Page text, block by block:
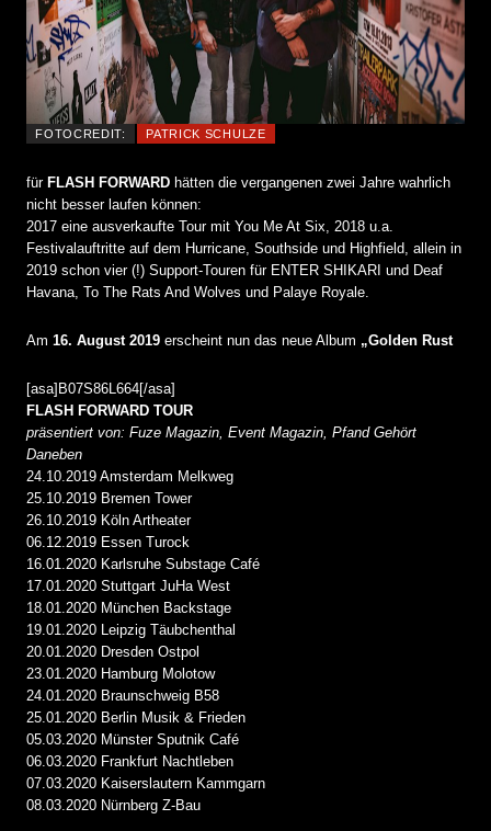
FOTOCREDIT: PATRICK SCHULZE
für FLASH FORWARD hätten die vergangenen zwei Jahre wahrlich
nicht besser laufen können:
2017 eine ausverkaufte Tour mit You Me At Six, 2018 u.a.
Festivalauftritte auf dem Hurricane, Southside und Highfield, allein in
2019 schon vier (!) Support-Touren für ENTER SHIKARI und Deaf
Havana, To The Rats And Wolves und Palaye Royale.
Am 16. August 2019 erscheint nun das neue Album „Golden Rust
[asa]B07S86L664[/asa]
FLASH FORWARD TOUR
präsentiert von: Fuze Magazin, Event Magazin, Pfand Gehört
Daneben
24.10.2019 Amsterdam Melkweg
25.10.2019 Bremen Tower
26.10.2019 Köln Artheater
06.12.2019 Essen Turock
16.01.2020 Karlsruhe Substage Café
17.01.2020 Stuttgart JuHa West
18.01.2020 München Backstage
19.01.2020 Leipzig Täubchenthal
20.01.2020 Dresden Ostpol
23.01.2020 Hamburg Molotow
24.01.2020 Braunschweig B58
25.01.2020 Berlin Musik & Frieden
05.03.2020 Münster Sputnik Café
06.03.2020 Frankfurt Nachtleben
07.03.2020 Kaiserslautern Kammgarn
08.03.2020 Nürnberg Z-Bau